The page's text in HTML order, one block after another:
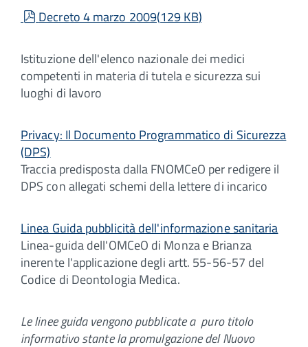
pdf
Decreto 4 marzo 2009(129 KB)
Istituzione dell'elenco nazionale dei medici
competenti in materia di tutela e sicurezza sui
luoghi di lavoro
Privacy: Il Documento Programmatico di Sicurezza
(DPS)
Traccia predisposta dalla FNOMCeO per redigere il
DPS con allegati schemi della lettere di incarico
Linea Guida pubblicità dell'informazione sanitaria
Linea-guida dell'OMCeO di Monza e Brianza
inerente l'applicazione degli artt. 55-56-57 del
Codice di Deontologia Medica.
Le linee guida vengono pubblicate a puro titolo
informativo stante la promulgazione del Nuovo